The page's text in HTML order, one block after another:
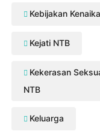
Kebijakan
Kejati NTB
Kekerasan
NTB
Keluarga